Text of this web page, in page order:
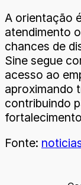
A orientação
atendimento
chances de
Sine segue
acesso ao
aproximando
contribuindo
Fonte: